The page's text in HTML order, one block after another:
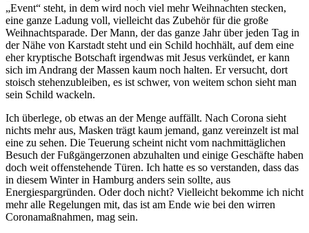
„Event“ steht, in dem wird noch viel mehr Weihnachten stecken,
eine ganze Ladung voll, vielleicht das Zubehör für die große
Weihnachtsparade. Der Mann, der das ganze Jahr über jeden Tag in
der Nähe von Karstadt steht und ein Schild hochhält, auf dem eine
eher kryptische Botschaft irgendwas mit Jesus verkündet, er kann
sich im Andrang der Massen kaum noch halten. Er versucht, dort
stoisch stehenzubleiben, es ist schwer, von weitem schon sieht man
sein Schild wackeln.
Ich überlege, ob etwas an der Menge auffällt. Nach Corona sieht
nichts mehr aus, Masken trägt kaum jemand, ganz vereinzelt ist mal
eine zu sehen. Die Teuerung scheint nicht vom nachmittäglichen
Besuch der Fußgängerzonen abzuhalten und einige Geschäfte haben
doch weit offenstehende Türen. Ich hatte es so verstanden, dass das
in diesem Winter in Hamburg anders sein sollte, aus
Energiespargründen. Oder doch nicht? Vielleicht bekomme ich nicht
mehr alle Regelungen mit, das ist am Ende wie bei den wirren
Coronamaßnahmen, mag sein.